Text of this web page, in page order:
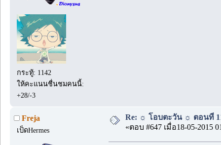
กระทู้: 1142
ให้คะแนนชื่นชมคนนี้:
+28/-3
Freja
เป็ดHermes
Re: ☼ โอบตะวัน ☼ ตอนที่ 11
«ตอบ #647 เมื่อ18-05-2015